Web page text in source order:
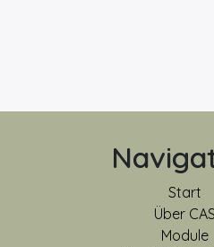
Start
Über CAS
Module